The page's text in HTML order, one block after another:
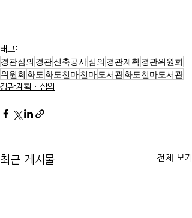
태그:
경관심의 경관신축공사심의 경관계획 경관위원회
위원회 화도 화도천마천마 도서관화도천마도서관
경관계획·심의
최근 게시물 전체 보기